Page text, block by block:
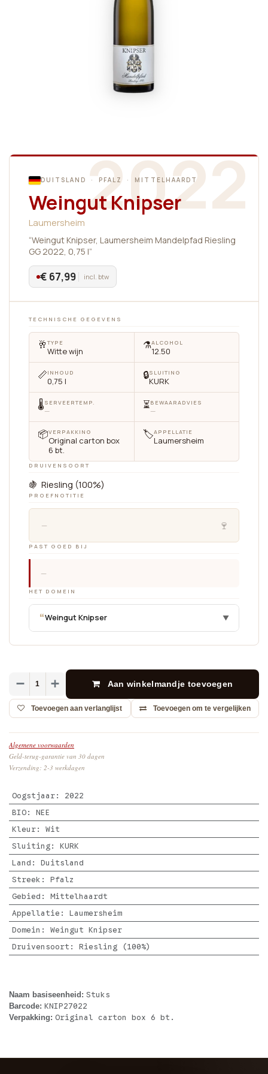
2022
DUITSLAND · PFALZ · MITTELHAARDT
Weingut Knipser
Laumersheim
“Weingut Knipser, Laumersheim Mandelpfad Riesling
GG 2022, 0,75 l”
€ 67,99 incl. btw
TECHNISCHE GEGEVENS
🥂 TYPE
Witte wijn ⚗️ALCOHOL
12.50
📏INHOUD
0,75 l 🔒SLUITING
KURK
🌡SERVEERTEMP.
— ⏳BEWAARADVIES
—
📦VERPAKKING
Original carton box
6 bt.
🏷APPELLATIE
Laumersheim
DRUIVENSOORT
🍇 Riesling (100%)
PROEFNOTITIE
🍷
—
PAST GOED BIJ
—
HET DOMEIN
“Weingut Knipser ▼
Aan winkelmandje toevoegen
Toevoegen om te vergelijken
Toevoegen aan verlanglijst
Algemene voorwaarden
Geld-terug-garantie van 30 dagen
Verzending: 2-3 werkdagen
Oogstjaar: 2022
BIO: NEE
Kleur: Wit
Sluiting: KURK
Land : Duitsland
Streek : Pfalz
Gebied : Mittelhaardt
Appellatie : Laumersheim
Domein : Weingut Knipser
Druivensoort : Riesling (100%)
Naam basiseenheid: Stuks
Barcode: KNIP27022
Verpakking: Original carton box 6 bt.